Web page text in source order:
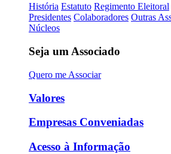
História Estatuto Regimento Eleitoral
Presidentes Colaboradores Outras
Núcleos
Seja um Associado
Quero me Associar
Valores
Empresas Conveniadas
Acesso à Informação